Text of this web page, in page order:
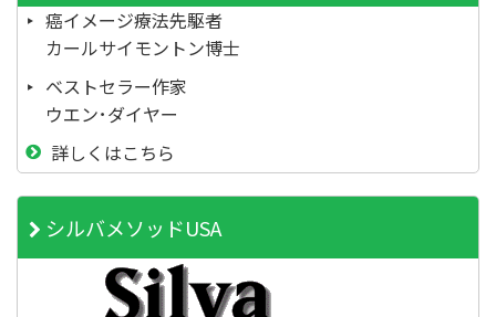
癌イメージ療法先駆者
カールサイモントン博士
ベストセラー作家
ウエン･ダイヤー
詳しくはこちら
シルバメソッドUSA